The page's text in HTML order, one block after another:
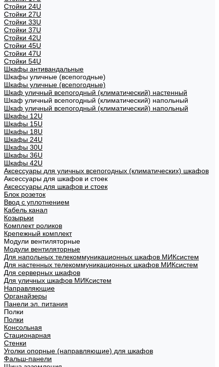
Стойки 24U
Стойки 27U
Стойки 33U
Стойки 37U
Стойки 42U
Стойки 45U
Стойки 47U
Стойки 54U
Шкафы антивандальные
Шкафы уличные (всепогодные)
Шкафы уличные (всепогодные)
Шкаф уличный всепогодный (климатический) настенный
Шкаф уличный всепогодный (климатический) напольный
Шкаф уличный всепогодный (климатический) напольный
Шкафы 12U
Шкафы 15U
Шкафы 18U
Шкафы 24U
Шкафы 30U
Шкафы 36U
Шкафы 42U
Аксессуары для уличных всепогодных (климатических) шкафов
Аксессуары для шкафов и стоек
Аксессуары для шкафов и стоек
Блок розеток
Ввод с уплотнением
Кабель канал
Козырьки
Комплект роликов
Крепежный комплект
Модули вентиляторные
Модули вентиляторные
Для напольных телекоммуникационных шкафов МИКсистем
Для настенных телекоммуникационных шкафов МИКсистем
Для серверных шкафов
Для уличных шкафов МИКсистем
Направляющие
Органайзеры
Панели эл. питания
Полки
Полки
Консольная
Стационарная
Стенки
Уголки опорные (направляющие) для шкафов
Фальш-панели